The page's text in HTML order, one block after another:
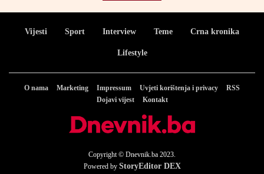
Vijesti Sport Interview Teme Crna kronika
Lifestyle
O nama Marketing Impressum Uvjeti korištenja i privacy
RSS
Dojavi vijest
Kontakt
Copyright © Dnevnik.ba 2023.
Powered by StoryEditor DEX